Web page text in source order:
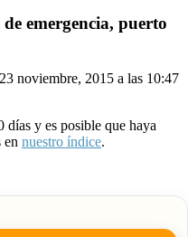
emergencia, puerto
noviembre, 2015 a las 10:47
días y es posible que haya
en nuestro índice.